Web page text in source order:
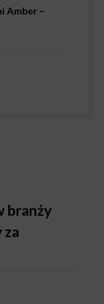
Amber –
branży